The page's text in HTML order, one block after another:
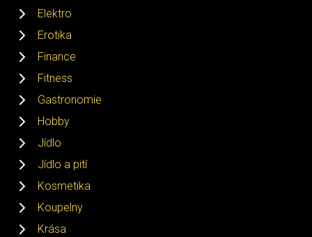
Elektro
Erotika
Finance
Fitness
Gastronomie
Hobby
Jídlo
Jídlo a pití
Kosmetika
Koupelny
Krása